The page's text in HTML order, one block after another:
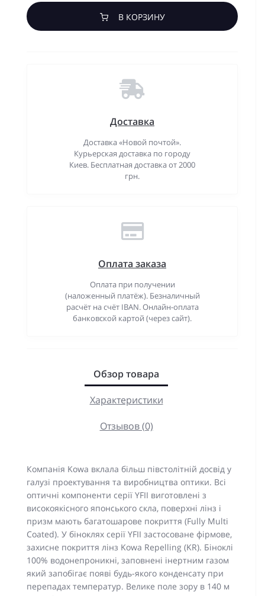
В КОРЗИНУ
Доставка
Доставка «Новой почтой».
Курьерская доставка по городу
Киев. Бесплатная доставка от 2000
грн.
Оплата заказа
Оплата при получении
(наложенный платёж). Безналичный
расчёт на счёт IBAN. Онлайн-оплата
банковской картой (через сайт).
Обзор товара
Характеристики
Отзывов (0)
Компанія Kowa вклала більш півстолітній досвід у
галузі проектування та виробництва оптики. Всі
оптичні компоненти серії YFII виготовлені з
високоякісного японського скла, поверхні лінз і
призм мають багатошарове покриття (Fully Multi
Coated). У біноклях серії YFII застосоване фірмове,
захисне покриття лінз Kowa Repelling (KR). Біноклі
100% водонепроникні, заповнені інертним газом
який запобігає появі будь-якого конденсату при
перепадах температур. Велике поле зору в 140 м